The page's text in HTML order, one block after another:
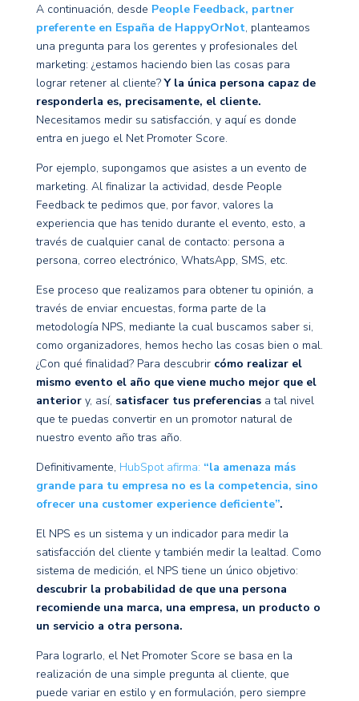
A continuación, desde People Feedback, partner
preferente en España de HappyOrNot, planteamos
una pregunta para los gerentes y profesionales del
marketing: ¿estamos haciendo bien las cosas para
lograr retener al cliente?Y la única persona capaz de
responderla es, precisamente, el cliente.
Necesitamos medir su satisfacción, y aquí es donde
entra en juego el Net Promoter Score.
Por ejemplo, supongamos que asistes a un evento de
marketing. Al finalizar la actividad, desde People
Feedback te pedimos que, por favor, valores la
experiencia que has tenido durante el evento, esto, a
través de cualquier canal de contacto: persona a
persona, correo electrónico, WhatsApp, SMS, etc.
Ese proceso que realizamos para obtener tu opinión, a
través de enviar encuestas, forma parte de la
metodología NPS, mediante la cual buscamos saber si,
como organizadores, hemos hecho las cosas bien o mal.
¿Con qué finalidad? Para descubrir cómo realizar el
mismo evento el año que viene mucho mejor que el
anteriory, así, satisfacer tus preferenciasa tal nivel
que te puedas convertir en un promotor natural de
nuestro evento año tras año.
Definitivamente, HubSpot afirma: “la amenaza más
grande para tu empresa no es la competencia, sino
ofrecer una customer experience deficiente”.
El NPS es un sistema y un indicador para medir la
satisfacción del cliente y también medir la lealtad. Como
sistema de medición, el NPS tiene un único objetivo:
descubrir la probabilidad de que una persona
recomiende una marca, una empresa, un producto o
un servicio a otra persona.
Para lograrlo, el Net Promoter Score se basa en la
realización de una simple pregunta al cliente, que
puede variar en estilo y en formulación, pero siempre